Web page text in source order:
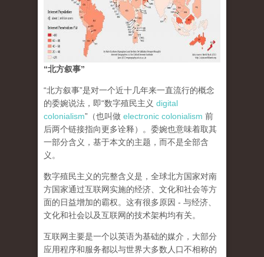
“北方叙事”
“北方叙事”是对一个近十几年来一直流行的概念
的委婉说法，即“数字殖民主义 digital
colonialism”（也叫做 electronic colonialism 前
后两个链接指向更多诠释）。委婉也意味着取其
一部分含义，基于本文的主题，而不是全部含
义。
数字殖民主义的完整含义是，全球北方国家对南
方国家通过互联网实施的经济、文化和社会等方
面的日益增加的霸权。这有很多原因 - 与经济、
文化和社会以及互联网的技术架构均有关。
互联网主要是一个以英语为基础的媒介，大部分
应用程序和服务都以与世界大多数人口不相称的